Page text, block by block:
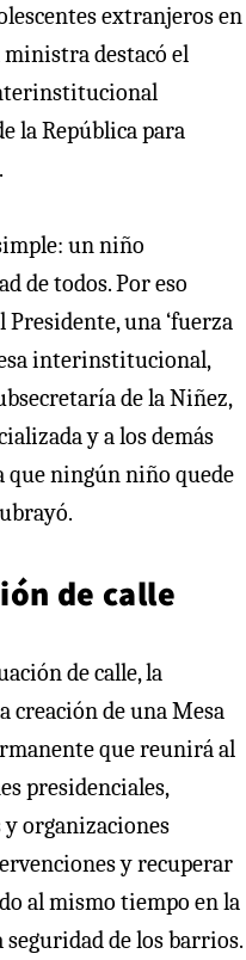
extranjeros en
destacó el
la República para
un niño
de todos. Por eso
Presidente, una ‘fuerza
interinstitucional,
de la Niñez,
y a los demás
que ningún niño quede
de calle
de calle, la
creación de una Mesa
que reunirá al
presidenciales,
organizaciones
y recuperar
al mismo tiempo en la
de los barrios.